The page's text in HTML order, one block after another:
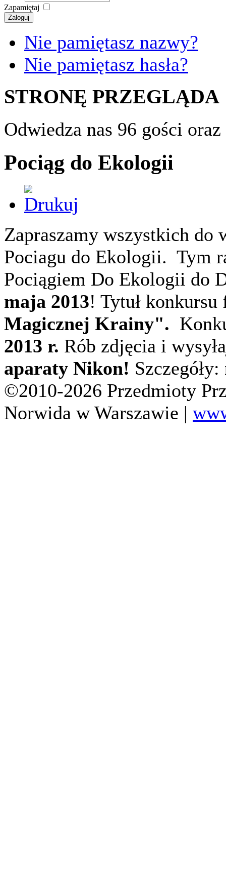
Zapamiętaj
Zaloguj
Nie pamiętasz nazwy?
Nie pamiętasz hasła?
STRONĘ PRZEGLĄDA
Odwiedza nas 96 gości
Pociąg do Ekologii
Zapraszamy wszystkich do
Pociagu do Ekologii. Tym
Pociągiem Do Ekologii do
maja 2013! Tytuł
Magicznej Krainy".
2013 r. Rób zdjęcia i
aparaty Nikon! Szczegóły:
©2010-2026 Przedmioty
Norwida w Warszawie |